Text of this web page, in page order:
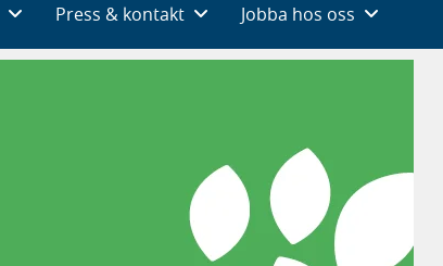
Press & kontakt Jobba hos oss